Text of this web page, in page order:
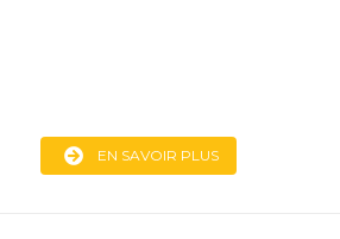
EN SAVOIR PLUS